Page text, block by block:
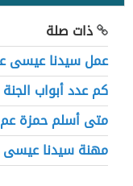
ذات صلة
عمل سيدنا عيسى
كم عدد أبواب الجنة
متى أسلم حمزة عم
مهنة سيدنا عيسى